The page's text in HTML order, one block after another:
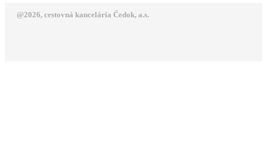
@2026, cestovná kancelária Čedok, a.s.